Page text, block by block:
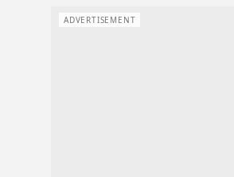
ADVERTISEMENT